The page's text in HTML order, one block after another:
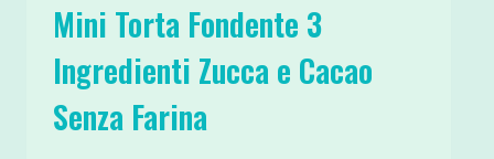
Mini Torta Fondente 3
Ingredienti Zucca e Cacao
Senza Farina